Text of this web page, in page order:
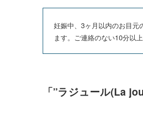
妊娠中、3ヶ月以内のお目元
ます。ご連絡のない10分以
「”ラジュール(La